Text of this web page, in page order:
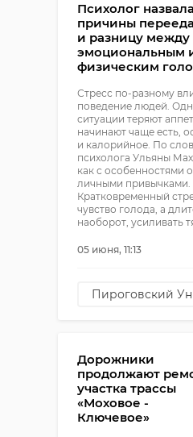
Психолог назвала
причины
и разницу между
эмоциональным
физическим
Стресс по-разному
поведение людей.
ситуации теряют
начинают чаще есть,
и калорийное. По
психолога Ульяны
как с особенностями
личными привычками.
Кратковременный
чувство голода, а
наоборот, усиливать
05 июня, 11:13
Пироговский
Дорожники
продолжают
участка трассы
«Моховое -
Ключевое»